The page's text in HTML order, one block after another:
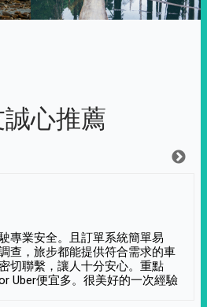
心推薦
專業安全。且訂單系統簡單易
查，旅步都能提供符合需求的車
切聯繫，讓人十分安心。重點
Uber便宜多。很美好的一次經驗